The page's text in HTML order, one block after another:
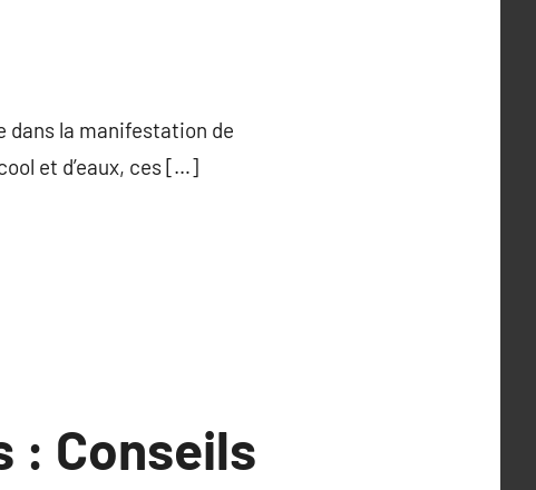
la manifestation de
et d’eaux, ces […]
: Conseils